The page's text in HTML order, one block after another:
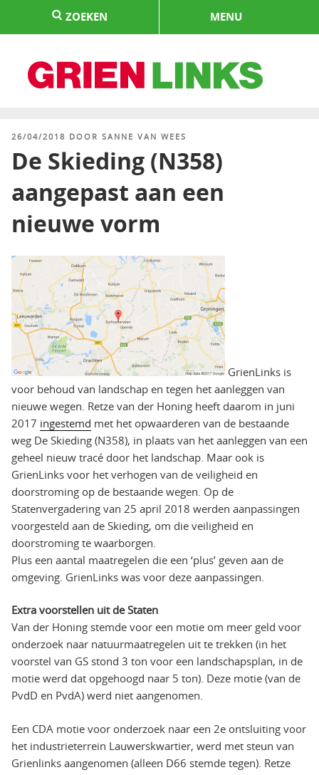
springen
ZOEKEN MENU
GEPLAATST
26/04/2018 DOOR SANNE VAN WEES
De Skieding (N358)
aangepast aan een
nieuwe vorm
GrienLinks is
voor behoud van landschap en tegen het aanleggen van
nieuwe wegen. Retze van der Honing heeft daarom in juni
2017 ingestemd met het opwaarderen van de bestaande
weg De Skieding (N358), in plaats van het aanleggen van een
geheel nieuw tracé door het landschap. Maar ook is
GrienLinks voor het verhogen van de veiligheid en
doorstroming op de bestaande wegen. Op de
Statenvergadering van 25 april 2018 werden aanpassingen
voorgesteld aan de Skieding, om die veiligheid en
doorstroming te waarborgen.
Plus een aantal maatregelen die een ‘plus’ geven aan de
omgeving. GrienLinks was voor deze aanpassingen.
Extra voorstellen uit de Staten
Van der Honing stemde voor een motie om meer geld voor
onderzoek naar natuurmaatregelen uit te trekken (in het
voorstel van GS stond 3 ton voor een landschapsplan, in de
motie werd dat opgehoogd naar 5 ton). Deze motie (van de
PvdD en PvdA) werd niet aangenomen.
Een CDA motie voor onderzoek naar een 2e ontsluiting voor
het industrieterrein Lauwerskwartier, werd met steun van
Grienlinks aangenomen (alleen D66 stemde tegen). Retze